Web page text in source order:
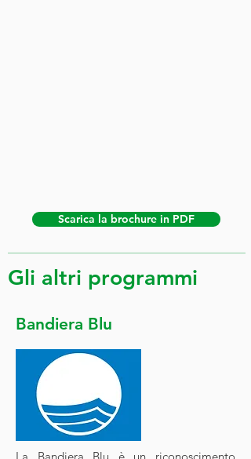
Scarica la brochure in PDF
Gli altri programmi
Bandiera Blu